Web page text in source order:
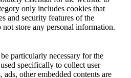
only includes cookies that
and security features of the
store any personal information.
particularly necessary for the
specifically to collect user
ads, other embedded contents are